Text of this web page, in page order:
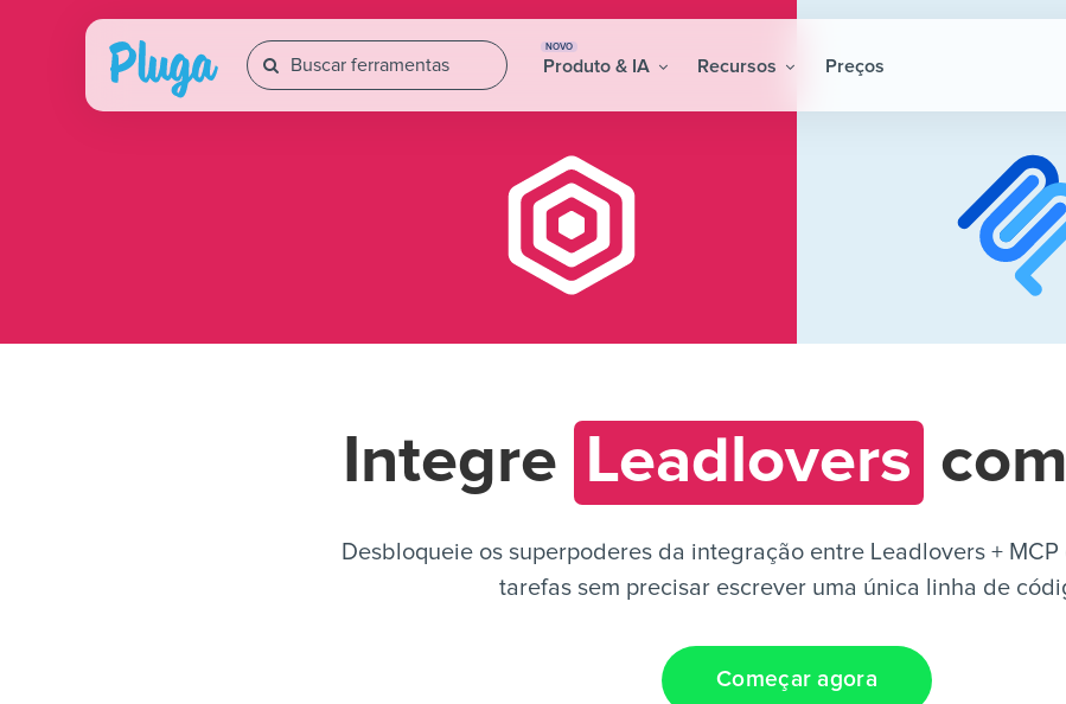
NOVO
Produto & IA Recursos Preços
Integre Leadlovers com
Desbloqueie os superpoderes da integração entre Leadlovers + MCP
tarefas sem precisar escrever uma única linha de
Começar agora